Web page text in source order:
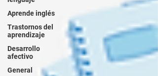
Aprende inglés
Trastornos del
aprendizaje
Desarrollo
afectivo
General